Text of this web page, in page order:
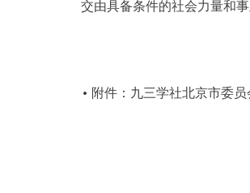
交由具备条件的社会力量和
附件：九三学社北京市委